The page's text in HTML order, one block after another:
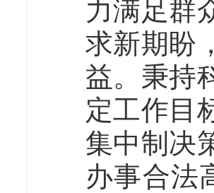
力满足群
求新期盼
益。秉持
定工作目
集中制决
办事合法